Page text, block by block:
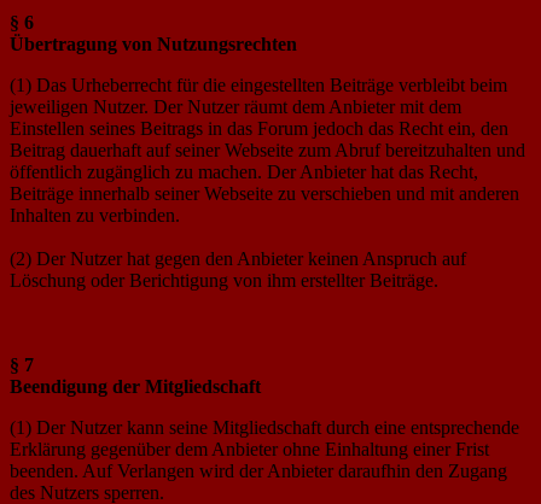
§ 6
Übertragung von Nutzungsrechten
(1) Das Urheberrecht für die eingestellten Beiträge verbleibt beim
jeweiligen Nutzer. Der Nutzer räumt dem Anbieter mit dem
Einstellen seines Beitrags in das Forum jedoch das Recht ein, den
Beitrag dauerhaft auf seiner Webseite zum Abruf bereitzuhalten und
öffentlich zugänglich zu machen. Der Anbieter hat das Recht,
Beiträge innerhalb seiner Webseite zu verschieben und mit anderen
Inhalten zu verbinden.
(2) Der Nutzer hat gegen den Anbieter keinen Anspruch auf
Löschung oder Berichtigung von ihm erstellter Beiträge.
§ 7
Beendigung der Mitgliedschaft
(1) Der Nutzer kann seine Mitgliedschaft durch eine entsprechende
Erklärung gegenüber dem Anbieter ohne Einhaltung einer Frist
beenden. Auf Verlangen wird der Anbieter daraufhin den Zugang
des Nutzers sperren.